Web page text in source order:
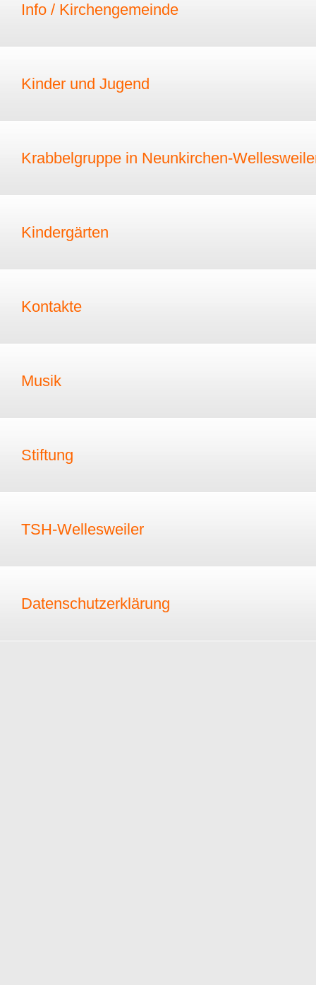
Info / Kirchengemeinde
Kinder und Jugend
Krabbelgruppe in Neunkirchen-
Kindergärten
Kontakte
Musik
Stiftung
TSH-Wellesweiler
Datenschutzerklärung